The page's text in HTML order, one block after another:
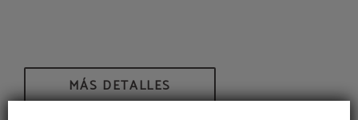
MÁS DETALLES